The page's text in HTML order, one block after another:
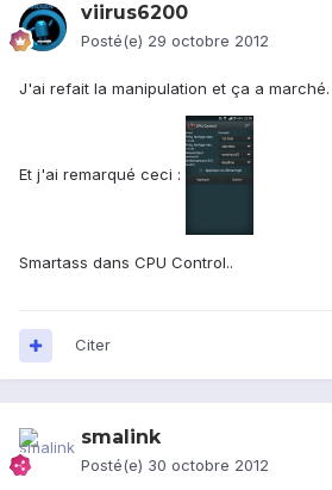
viirus6200
Posté(e) 29 octobre 2012
J'ai refait la manipulation et ça a marché.
Et j'ai remarqué ceci :
Smartass dans CPU Control..
Citer
smalink
Posté(e) 30 octobre 2012